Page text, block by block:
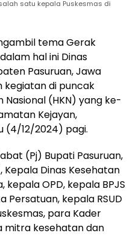
satu kepala Puskesmas di
tema Gerak
hal ini Dinas
Pasuruan, Jawa
kegiatan di puncak
(HKN) yang ke-
Kejayan,
(4/12/2024) pagi.
(Pj) Bupati Pasuruan,
Dinas Kesehatan
OPD, kepala BPJS
Persatuan, kepala RSUD
para Kader
mitra kesehatan dan